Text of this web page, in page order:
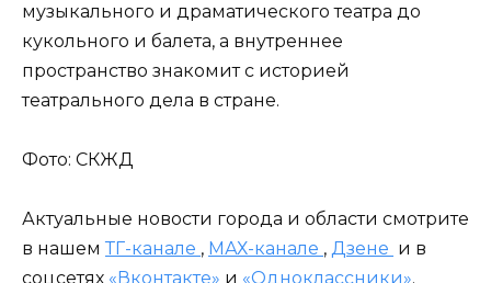
музыкального и драматического театра до
кукольного и балета, а внутреннее
пространство знакомит с историей
театрального дела в стране.
Фото: СКЖД
Актуальные новости города и области смотрите
в нашем ТГ-канале , МАХ-канале , Дзене и в
соцсетях «Вконтакте» и «Одноклассники».